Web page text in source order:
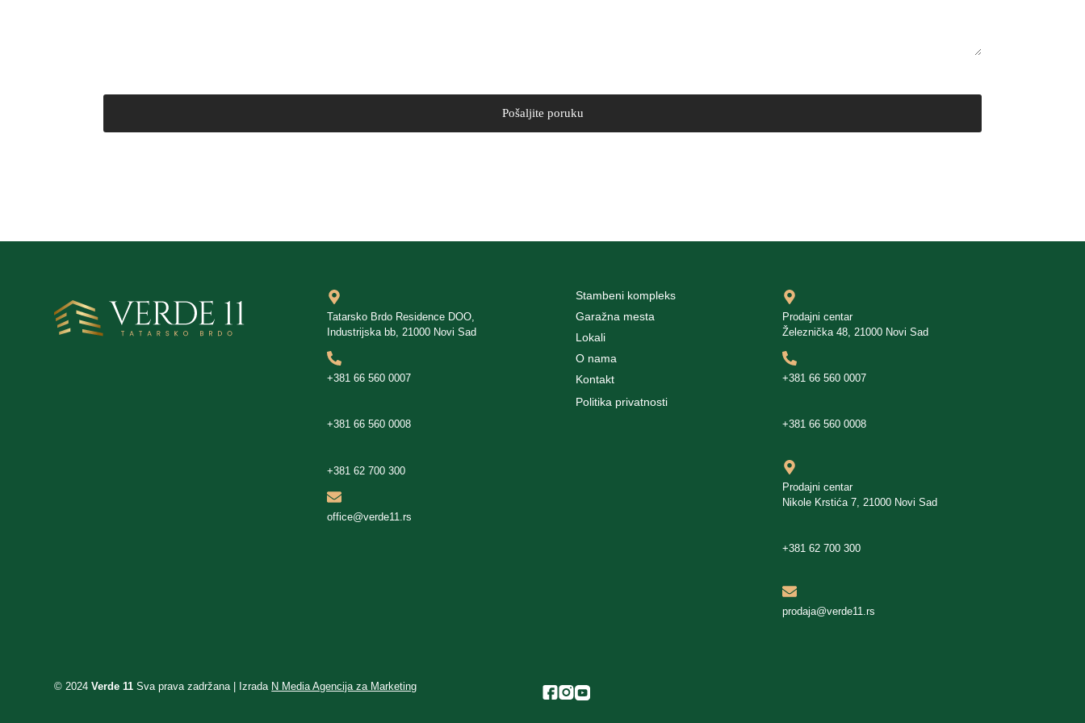
Tatarsko Brdo Residence DOO,
Industrijska bb, 21000 Novi Sad
+381 66 560 0007
+381 66 560 0008
+381 62 700 300
office@verde11.rs
Stambeni kompleks
Garažna mesta
Lokali
O nama
Kontakt
Politika privatnosti
Prodajni centar
Železnička 48, 21000 Novi Sad
+381 66 560 0007
+381 66 560 0008
Prodajni centar
Nikole Krstića 7, 21000 Novi Sad
+381 62 700 300
prodaja@verde11.rs
© 2024Verde 11 Sva prava zadržana | Izrada N Media Agencija za Marketing